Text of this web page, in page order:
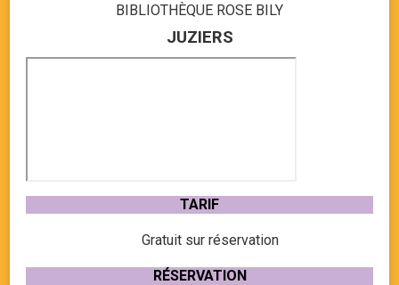
BIBLIOTHÈQUE ROSE BILY
JUZIERS
TARIF
Gratuit sur réservation
RÉSERVATION